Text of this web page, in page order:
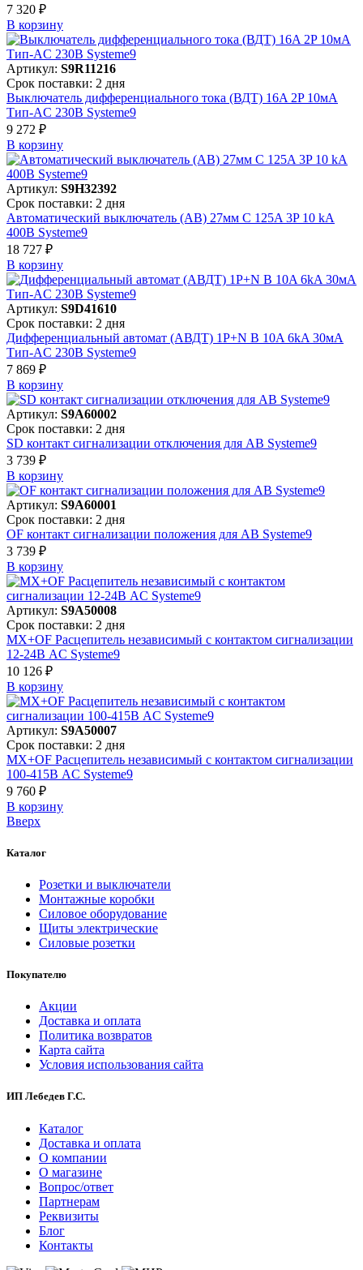
7 320 ₽
В корзинy
Артикул: S9R11216
Срок поставки: 2 дня
Выключатель дифференциального тока (ВДТ) 16A 2P 10мА
Тип-AC 230В Systeme9
9 272 ₽
В корзинy
Артикул: S9H32392
Срок поставки: 2 дня
Автоматический выключатель (АВ) 27мм C 125A 3P 10 kA
400В Systeme9
18 727 ₽
В корзинy
Артикул: S9D41610
Срок поставки: 2 дня
Дифференциальный автомат (АВДТ) 1P+N B 10A 6kA 30мА
Тип-AC 230В Systeme9
7 869 ₽
В корзинy
Артикул: S9A60002
Срок поставки: 2 дня
SD контакт сигнализации отключения для АВ Systeme9
3 739 ₽
В корзинy
Артикул: S9A60001
Срок поставки: 2 дня
OF контакт сигнализации положения для АВ Systeme9
3 739 ₽
В корзинy
Артикул: S9A50008
Срок поставки: 2 дня
MX+OF Расцепитель независимый с контактом сигнализации
12-24В AC Systeme9
10 126 ₽
В корзинy
Артикул: S9A50007
Срок поставки: 2 дня
MX+OF Расцепитель независимый с контактом сигнализации
100-415В AC Systeme9
9 760 ₽
В корзинy
Вверх
Каталог
Розетки и выключатели
Монтажные коробки
Силовое оборудование
Щиты электрические
Силовые розетки
Покупателю
Акции
Доставка и оплата
Политика возвратов
Карта сайта
Условия использования сайта
ИП Лебедев Г.С.
Каталог
Доставка и оплата
О компании
О магазине
Вопрос/ответ
Партнерам
Реквизиты
Блог
Контакты